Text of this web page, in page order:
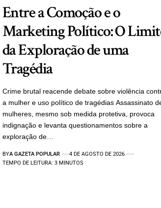
Entre a Comoção e o
Marketing Político: O
da Exploração de uma
Tragédia
Crime brutal reacende debate sobre violência
a mulher e uso político de tragédias Assassinato
mulheres, mesmo sob medida protetiva, provoca
indignação e levanta questionamentos sobre a
exploração de…
BYA GAZETA POPULAR
4 DE AGOSTO DE 2026
TEMPO DE LEITURA: 3 MINUTOS